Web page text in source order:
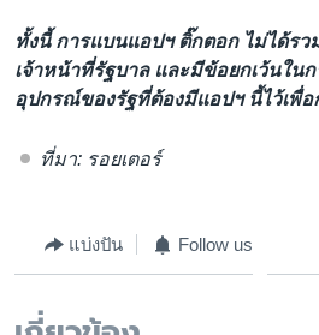
ทั้งนี้ การแบนแอปฯ ติ๊กตอก ไม่ได้ร
เจ้าหน้าที่รัฐบาล และมีข้อยกเว้นใน
อุปกรณ์ของรัฐที่ต้องมีแอปฯ นี้ไว้เพื่อ
ที่มา: รอยเตอร์
แบ่งปัน Follow us